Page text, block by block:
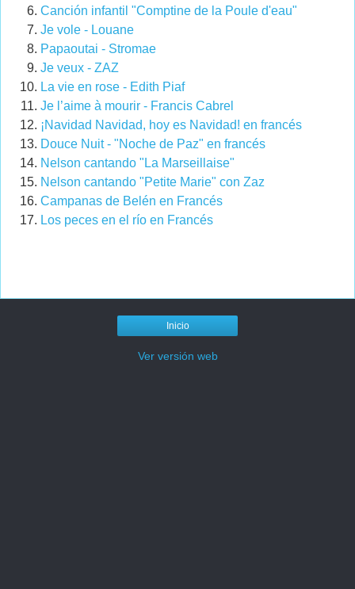
Canción infantil "Comptine de la Poule d'eau"
Je vole - Louane
Papaoutai - Stromae
Je veux - ZAZ
La vie en rose - Edith Piaf
Je l’aime à mourir - Francis Cabrel
¡Navidad Navidad, hoy es Navidad! en francés
Douce Nuit - "Noche de Paz" en francés
Nelson cantando "La Marseillaise"
Nelson cantando "Petite Marie" con Zaz
Campanas de Belén en Francés
Los peces en el río en Francés
Inicio
Ver versión web